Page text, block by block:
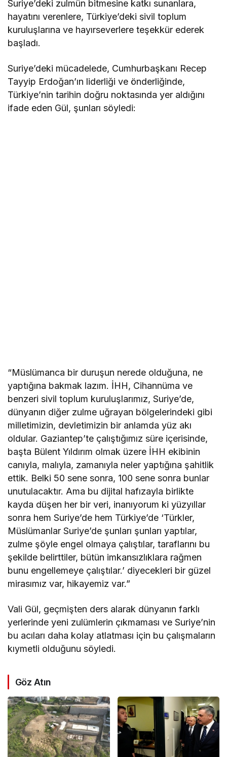
Suriye’deki zulmün bitmesine katkı sunanlara,
hayatını verenlere, Türkiye’deki sivil toplum
kuruluşlarına ve hayırseverlere teşekkür ederek
başladı.
Suriye’deki mücadelede, Cumhurbaşkanı Recep
Tayyip Erdoğan’ın liderliği ve önderliğinde,
Türkiye’nin tarihin doğru noktasında yer aldığını
ifade eden Gül, şunları söyledi:
“Müslümanca bir duruşun nerede olduğuna, ne
yaptığına bakmak lazım. İHH, Cihannüma ve
benzeri sivil toplum kuruluşlarımız, Suriye’de,
dünyanın diğer zulme uğrayan bölgelerindeki gibi
milletimizin, devletimizin bir anlamda yüz akı
oldular. Gaziantep’te çalıştığımız süre içerisinde,
başta Bülent Yıldırım olmak üzere İHH ekibinin
canıyla, malıyla, zamanıyla neler yaptığına şahitlik
ettik. Belki 50 sene sonra, 100 sene sonra bunlar
unutulacaktır. Ama bu dijital hafızayla birlikte
kayda düşen her bir veri, inanıyorum ki yüzyıllar
sonra hem Suriye’de hem Türkiye’de ‘Türkler,
Müslümanlar Suriye’de şunları şunları yaptılar,
zulme şöyle engel olmaya çalıştılar, taraflarını bu
şekilde belirttiler, bütün imkansızlıklara rağmen
bunu engellemeye çalıştılar.’ diyecekleri bir güzel
mirasımız var, hikayemiz var.”
Vali Gül, geçmişten ders alarak dünyanın farklı
yerlerinde yeni zulümlerin çıkmaması ve Suriye’nin
bu acıları daha kolay atlatması için bu çalışmaların
kıymetli olduğunu söyledi.
Göz Atın